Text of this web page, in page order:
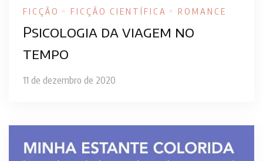
FICÇÃO FICÇÃO CIENTÍFICA ROMANCE
Psicologia da viagem no
tempo
11 de dezembro de 2020